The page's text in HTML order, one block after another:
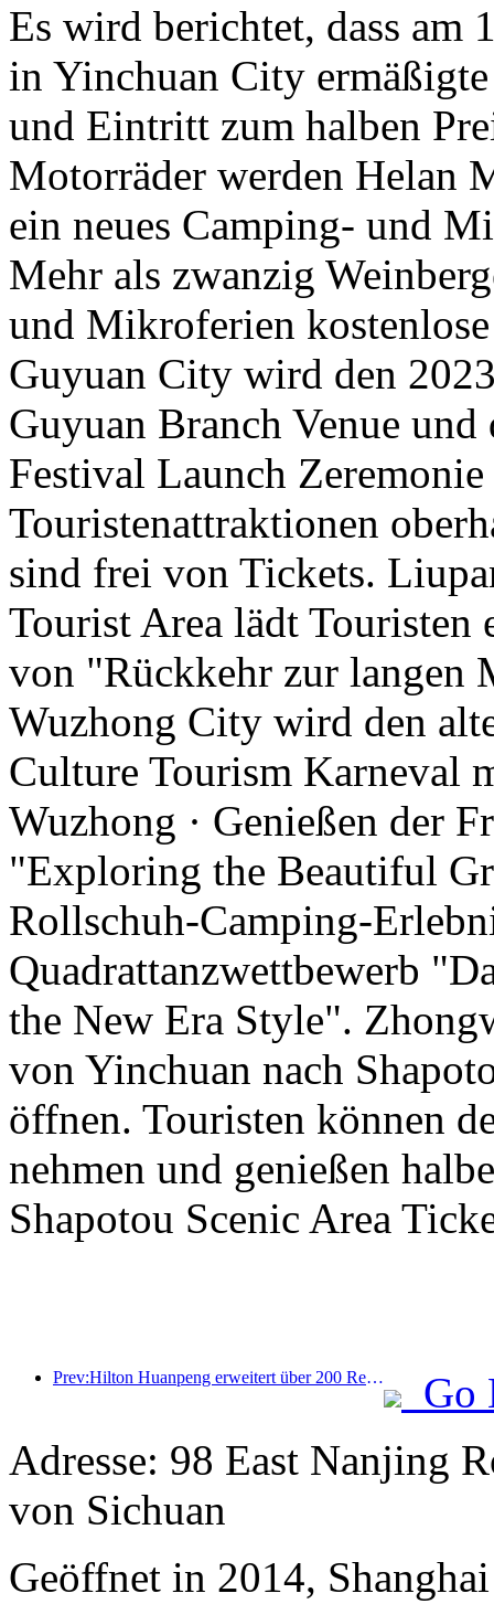
Es wird berichtet, dass am
in Yinchuan City
und Eintritt zum halben
Motorräder werden Helan
ein neues Camping- und
Mehr als zwanzig
und Mikroferien
Guyuan City wird den
Guyuan Branch Venue
Festival Launch
Touristenattraktionen
sind frei von Tickets.
Tourist Area lädt
von "Rückkehr zur langen
Wuzhong City wird den
Culture Tourism Karneval
Wuzhong · Genießen der
"Exploring the Beautiful
Rollschuh-Camping-
Quadrattanzwettbewerb
the New Era Style".
von Yinchuan nach
öffnen. Touristen können
nehmen und genießen
Shapotou Scenic Area
Prev:Hilton Huanpeng erweitert über 200 Reiseziele in China
Go
Adresse: 98 East Nanjing
von Sichuan
Geöffnet in 2014,